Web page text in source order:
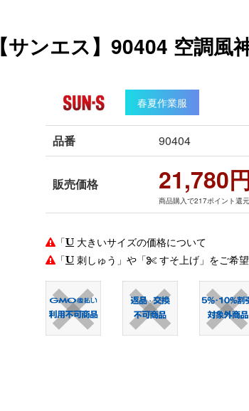
【サンエス】90404 空調風
春夏作業服
品番 90404
販売価格 21,780
商品購入で217ポイント還元
「
大きいサイズの価格について
「
刺しゅう」や「 すそ上げ」をご希